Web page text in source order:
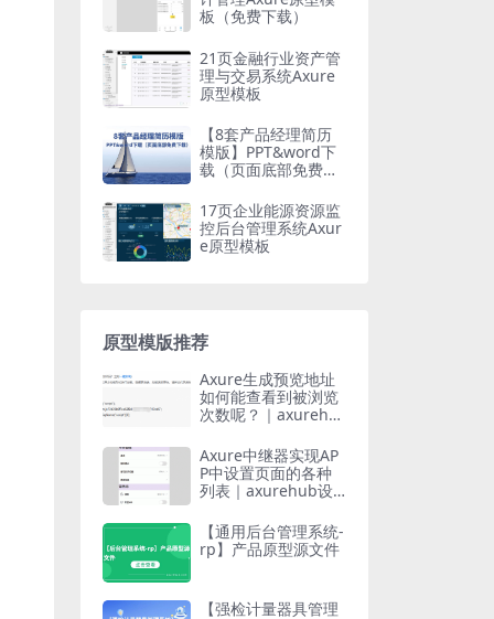
板（免费下载）
21页金融行业资产管
理与交易系统Axure
原型模板
【8套产品经理简历
模版】PPT&word下
载（页面底部免费下
17页企业能源资源监
控后台管理系统Axur
e原型模板
原型模版推荐
Axure生成预览地址
如何能查看到被浏览
次数呢？｜axurehu
Axure中继器实现AP
P中设置页面的各种
列表｜axurehub设
【通用后台管理系统-
rp】产品原型源文件
【强检计量器具管理